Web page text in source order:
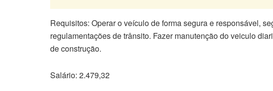
Requisitos: Operar o veículo de forma segura e responsável,
regulamentações de trânsito. Fazer manutenção do veiculo
de construção.
Salário: 2.479,32